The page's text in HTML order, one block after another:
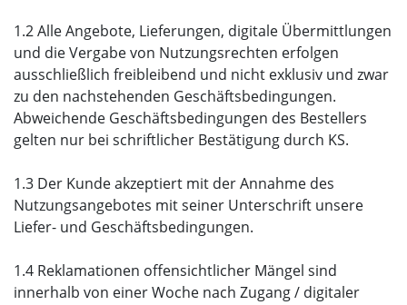
1.2 Alle Angebote, Lieferungen, digitale Übermittlungen
und die Vergabe von Nutzungsrechten erfolgen
ausschließlich freibleibend und nicht exklusiv und zwar
zu den nachstehenden Geschäftsbedingungen.
Abweichende Geschäftsbedingungen des Bestellers
gelten nur bei schriftlicher Bestätigung durch KS.
1.3 Der Kunde akzeptiert mit der Annahme des
Nutzungsangebotes mit seiner Unterschrift unsere
Liefer- und Geschäftsbedingungen.
1.4 Reklamationen offensichtlicher Mängel sind
innerhalb von einer Woche nach Zugang / digitaler